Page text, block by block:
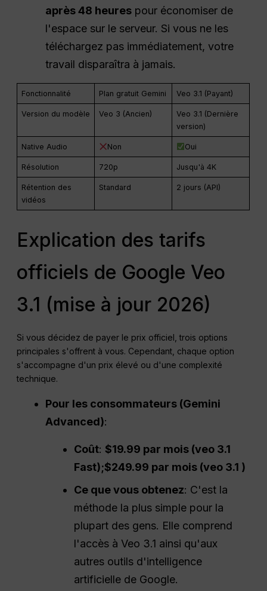
après 48 heures pour économiser de
l'espace sur le serveur. Si vous ne les
téléchargez pas immédiatement, votre
travail disparaîtra à jamais.
Fonctionnalité Plan gratuit Gemini Veo 3.1 (Payant)
Version du modèle Veo 3 (Ancien)
Veo 3.1 (Dernière
version)
Native Audio Non Oui
Résolution 720p Jusqu'à 4K
Rétention des
vidéos
Standard 2 jours (API)
Explication des tarifs
officiels de Google Veo
3.1 (mise à jour 2026)
Si vous décidez de payer le prix officiel, trois options
principales s'offrent à vous. Cependant, chaque option
s'accompagne d'un prix élevé ou d'une complexité
technique.
Pour les consommateurs (Gemini
Advanced):
Coût:$19.99 par mois (veo 3.1
Fast);$249.99 par mois (veo 3.1 )
Ce que vous obtenez: C'est la
méthode la plus simple pour la
plupart des gens. Elle comprend
l'accès à Veo 3.1 ainsi qu'aux
autres outils d'intelligence
artificielle de Google.